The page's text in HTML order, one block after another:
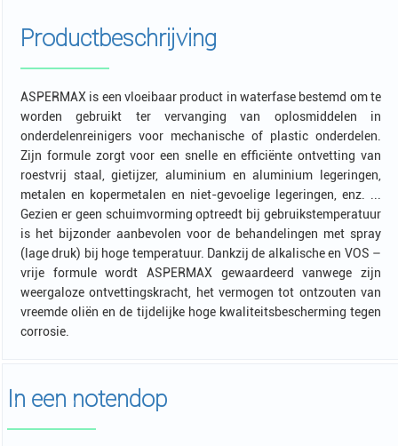
Productbeschrijving
ASPERMAX is een vloeibaar product in waterfase bestemd om te
worden gebruikt ter vervanging van oplosmiddelen in
onderdelenreinigers voor mechanische of plastic onderdelen.
Zijn formule zorgt voor een snelle en efficiënte ontvetting van
roestvrij staal, gietijzer, aluminium en aluminium legeringen,
metalen en kopermetalen en niet-gevoelige legeringen, enz. ...
Gezien er geen schuimvorming optreedt bij gebruikstemperatuur
is het bijzonder aanbevolen voor de behandelingen met spray
(lage druk) bij hoge temperatuur. Dankzij de alkalische en VOS –
vrije formule wordt ASPERMAX gewaardeerd vanwege zijn
weergaloze ontvettingskracht, het vermogen tot ontzouten van
vreemde oliën en de tijdelijke hoge kwaliteitsbescherming tegen
corrosie.
In een notendop